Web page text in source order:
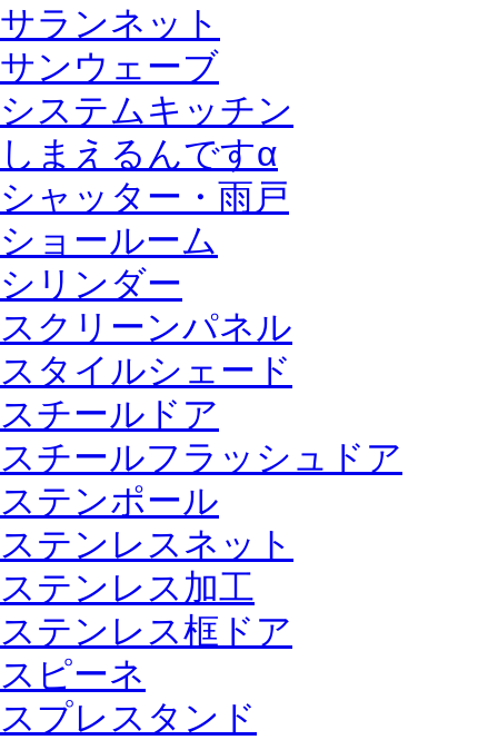
サランネット
サンウェーブ
システムキッチン
しまえるんですα
シャッター・雨戸
ショールーム
シリンダー
スクリーンパネル
スタイルシェード
スチールドア
スチールフラッシュドア
ステンポール
ステンレスネット
ステンレス加工
ステンレス框ドア
スピーネ
スプレスタンド